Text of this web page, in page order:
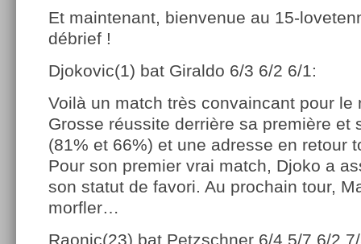
Et maintenant, bienvenue au 15-
débrief !
Djokovic(1) bat Giraldo 6/3 6/2 6/1:
Voilà un match très convaincant pour le
Grosse réussite derrière sa première et
(81% et 66%) et une adresse en retour
Pour son premier vrai match, Djoko a
son statut de favori. Au prochain tour,
morfler…
Raonic(23) bat Petzschner 6/4 5/7 6/2